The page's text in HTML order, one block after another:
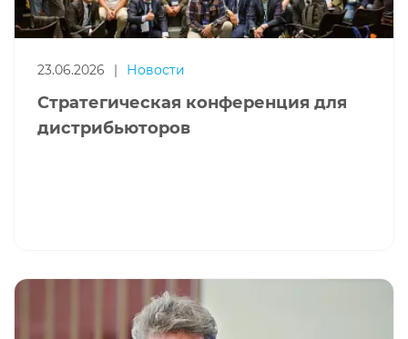
23.06.2026 Новости
Стратегическая конференция для
дистрибьюторов